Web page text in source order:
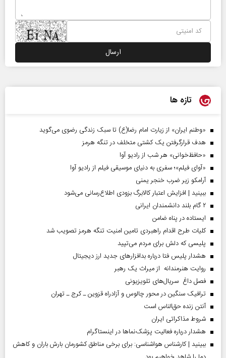
تازه ها
«وطنم ایران» از زیارت امام رضا(ع) تا سبک زندگی رضوی می‌گوید
هدف قرارگرفتن یک کشتی متخلف در تنگه هرمز
«حافظ‌خوانی» هر شب از رادیو آوا
«آوای فیلم»؛ سفری به دنیای موسیقی فیلم از رادیو آوا
آرامکو زیر ضرب خنجر یمنی
ببینید | افزایش اعتبار کالابرگ بزودی اطلاع‌رسانی می‌شود
۲ گام بلند دانشمندان ایرانی
ایستاده در پناه ضامن
کلیات طرح اقدام راهبردی تامین امنیت تنگه هرمز تصویب شد
پلیسی که دلش برای مردم می‌تپید
هشدار پلیس فتا درباره بدافزار‌های جدید ارز دیجیتال
روایت هنرمندانه از میراث یک رهبر
فصل داغ سریال‌های تلویزیونی
ترافیک سنگین در محور چالوس و آزادراه قزوین ـ کرج ـ تهران
آنتن زنده حق‌الناس است
شروط مذاکراتی ایران
هشدار درباره فعالیت پزشک‌نما‌ها در اینستاگرام
ببینید | کارشناس هواشناسی: برای برخی مناطق کشورمان بارش باران و کاهش